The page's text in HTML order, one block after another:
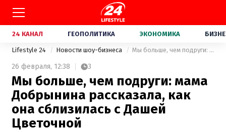
24 КАНАЛ ГЕОПОЛИТИКА ЭКОНОМИКА
Lifestyle 24 Новости шоу-бизнеса Мы больше, чем подруги: мама Добрынина рассказала, как она сблизилась с Дашей Цветочной
26 февраля, 12:38 3
Мы больше, чем подруги: мама
Добрынина рассказала, как
она сблизилась с Дашей
Цветочной